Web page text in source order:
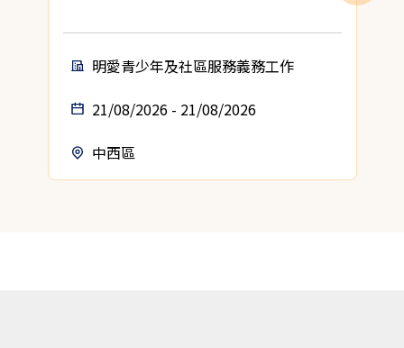
明愛青少年及社區服務義務工作
21/08/2026 - 21/08/2026
中西區